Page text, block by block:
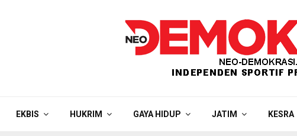
EKBIS HUKRIM GAYA HIDUP JATIM KESRA